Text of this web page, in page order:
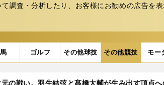
調査・分析したり、お客様にお勧めの広告を
ゴルフ その他球技 その他競技 モー
の戦い。羽生結弦と髙橋大輔が生み出す頂点